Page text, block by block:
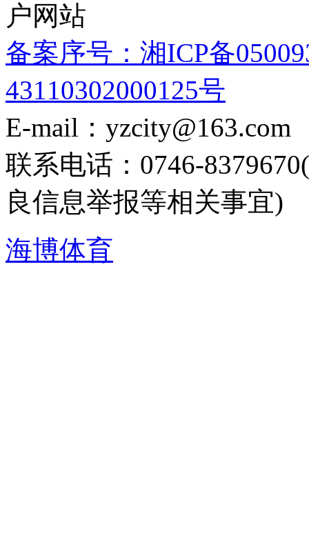
户网站
备案序号：湘ICP备
43110302000125号
E-mail：yzcity@163.com
联系电话：0746-
良信息举报等相关事宜)
海博体育